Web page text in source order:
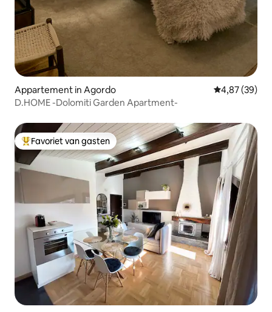
Appartement in Agordo Gemiddelde
4,87 (39)
D.HOME -Dolomiti Garden Apartment-
Topfavoriet van gasten
Favoriet van gasten